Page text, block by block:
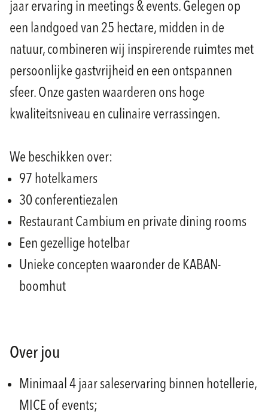
jaar ervaring in meetings & events. Gelegen op
een landgoed van 25 hectare, midden in de
natuur, combineren wij inspirerende ruimtes met
persoonlijke gastvrijheid en een ontspannen
sfeer. Onze gasten waarderen ons hoge
kwaliteitsniveau en culinaire verrassingen.
We beschikken over:
97 hotelkamers
30 conferentiezalen
Restaurant Cambium en private dining rooms
Een gezellige hotelbar
Unieke concepten waaronder de KABAN-
boomhut
Over jou
Minimaal 4 jaar saleservaring binnen hotellerie,
MICE of events;